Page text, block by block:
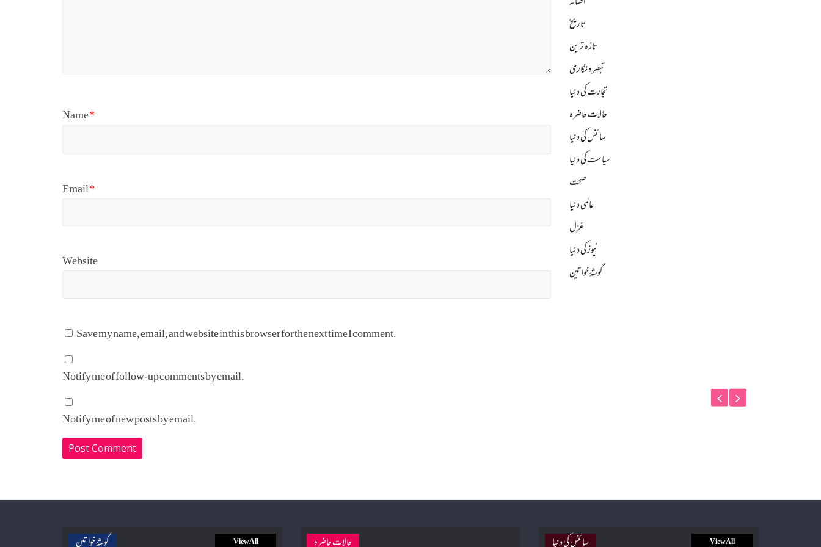
Name*
Email*
Website
Save my name, email, and website in this browser for the next time I comment.
Notify me of follow-up comments by email.
Notify me of new posts by email.
تاریخ
تازہ ترین
تبصرہ نگاری
تجارت کی دنیا
حالات حاضرہ
سائنس کی دنیا
سیاست کی دنیا
صحت
عالمی دنیا
غزل
نیوز کی دنیا
گوشۂ خواتین
گوشۂ خواتین View All حالات حاضرہ سائنس کی دنیا View All